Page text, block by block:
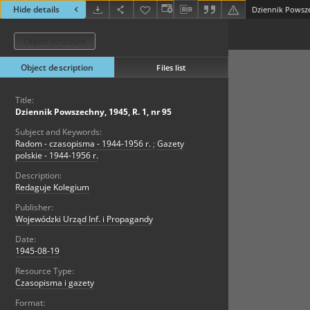
Hide details Dziennik
Object description Files list
Title:
Dziennik Powszechny, 1945, R. 1, nr 95
Subject and Keywords:
Radom - czasopisma - 1944-1956 r. ; Gazety
polskie - 1944-1956 r.
Description:
Redaguje Kolegium
Publisher:
Wojewódzki Urząd Inf. i Propagandy
Date:
1945-08-19
Resource Type:
Czasopisma i gazety
Format: